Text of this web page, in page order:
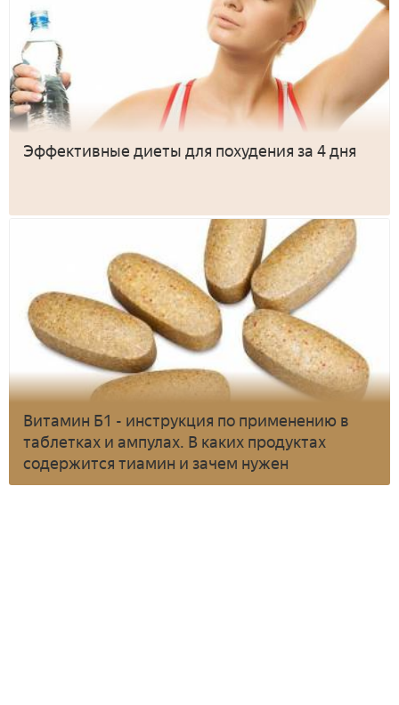
Эффективные диеты для похудения за 4 дня
Витамин Б1 - инструкция по применению в
таблетках и ампулах. В каких продуктах
содержится тиамин и зачем нужен